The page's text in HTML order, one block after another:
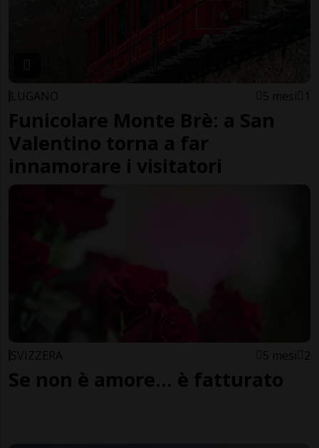
LUGANO 5 mesi 1
Funicolare Monte Brè: a San
Valentino torna a far
innamorare i visitatori
SVIZZERA 5 mesi 2
Se non è amore... è fatturato